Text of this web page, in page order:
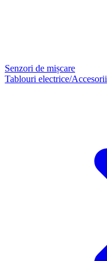
Senzori de mișcare
Tablouri electrice/Accesorii